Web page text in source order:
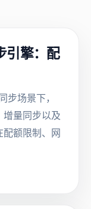
引擎：配
场景下，
量同步以及
额限制、网